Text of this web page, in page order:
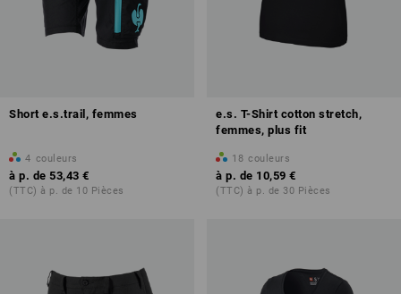
Short e.s.trail, femmes
4 couleurs
à p. de 53,43 €
(TTC) à p. de 10 Pièces
e.s. T-Shirt cotton stretch,
femmes, plus fit
18 couleurs
à p. de 10,59 €
(TTC) à p. de 30 Pièces